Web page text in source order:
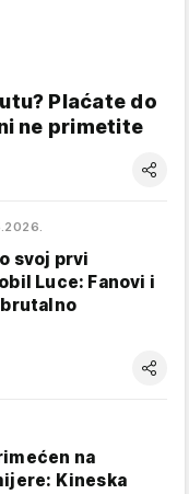
Plaćate do
ne primetite
svoj prvi
Luce: Fanovi i
na
Kineska